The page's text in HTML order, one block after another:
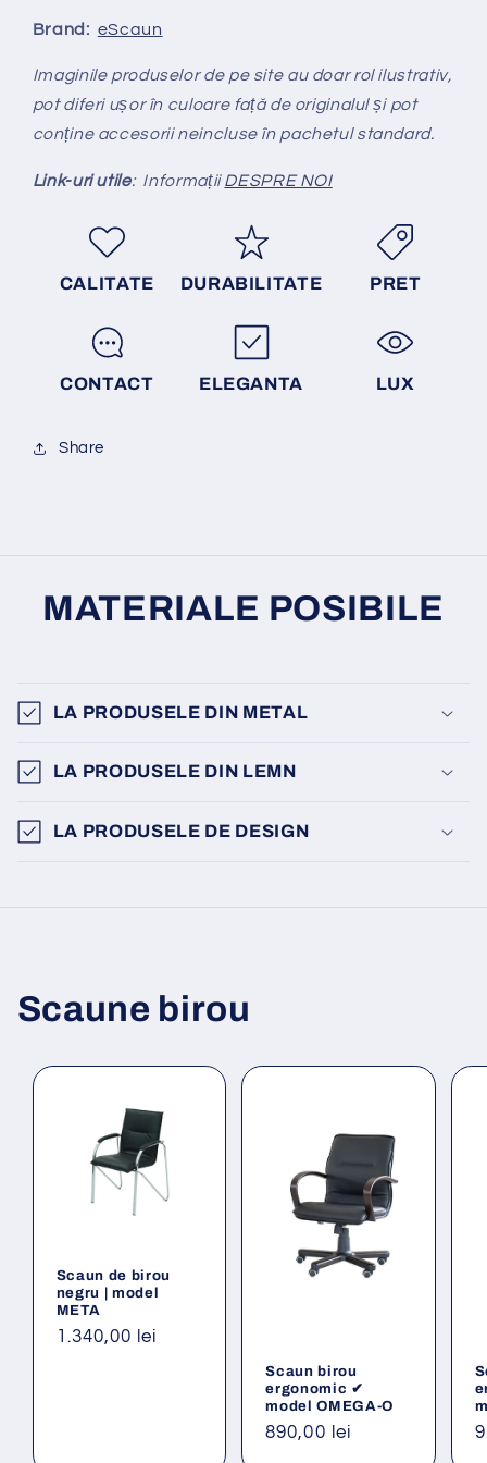
Brand: eScaun
Imaginile produselor de pe site au doar rol ilustrativ,
pot diferi ușor în culoare față de originalul și pot
conține accesorii neincluse în pachetul standard.
Link-uri utile: InformațiiDESPRE NOI
CALITATE DURABILITATE PRET
CONTACT ELEGANTA LUX
Share
MATERIALE POSIBILE
LA PRODUSELE DIN METAL
LA PRODUSELE DIN LEMN
LA PRODUSELE DE DESIGN
Scaune birou
Scaun de birou
negru | model
META
Preț
1.340,00 lei
Scaun birou
ergonomic ✔
model OMEGA-O
Preț
890,00 lei